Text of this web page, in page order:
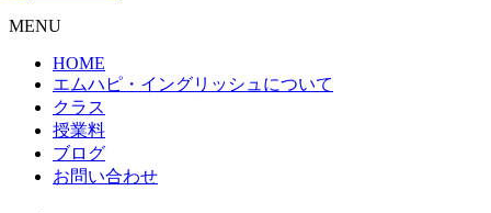
MENU
HOME
エムハピ・イングリッシュについて
クラス
授業料
ブログ
お問い合わせ